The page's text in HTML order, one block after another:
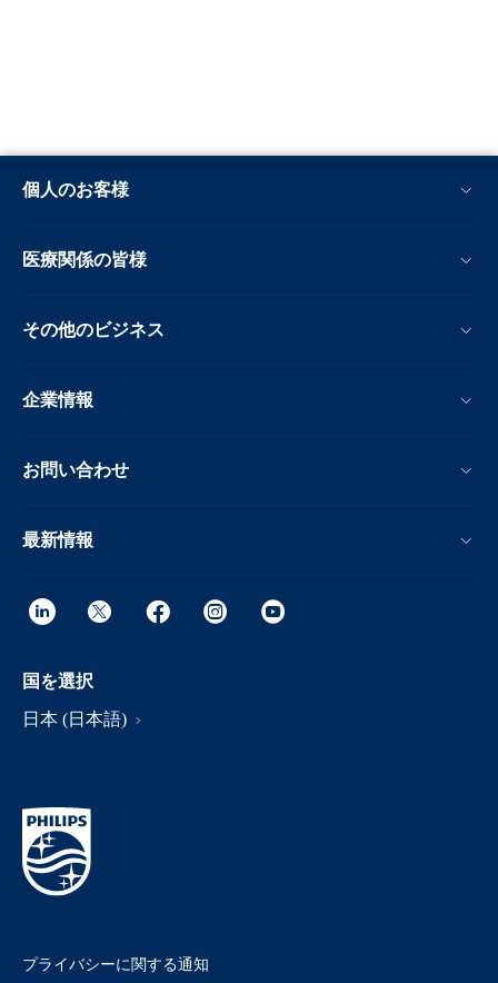
個人のお客様
医療関係の皆様
その他のビジネス
企業情報
お問い合わせ
最新情報
国を選択
日本 (日本語)
プライバシーに関する通知